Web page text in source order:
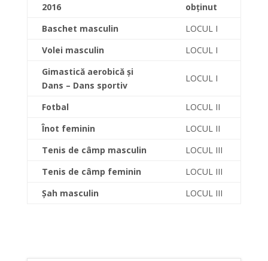
2016
obținut
Baschet masculin
LOCUL I
Volei masculin
LOCUL I
Gimastică aerobică și
Dans – Dans sportiv
LOCUL I
Fotbal
LOCUL II
Înot feminin
LOCUL II
Tenis de câmp masculin
LOCUL III
Tenis de câmp feminin
LOCUL III
Șah masculin
LOCUL III